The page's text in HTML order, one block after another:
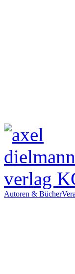
Autoren & Bücher